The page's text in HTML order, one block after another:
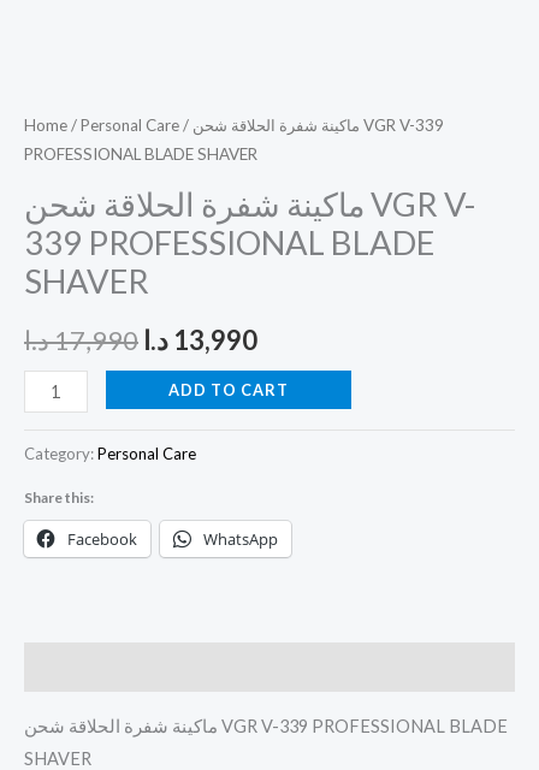
Home/Personal Care/ ماكينة شفرة الحلاقة شحن VGR V-339
PROFESSIONAL BLADE SHAVER
ماكينة شفرة الحلاقة شحن VGR V-
339 PROFESSIONAL BLADE
SHAVER
17,990د.ا 13,990 د.ا
quantity
ADD TO CART
Category:Personal Care
Share this:
Facebook WhatsApp
ماكينة شفرة الحلاقة شحن VGR V-339 PROFESSIONAL BLADE
SHAVER